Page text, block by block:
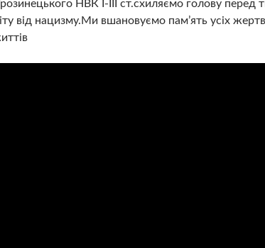
НВК І-ІІІ ст.схиляємо голову
від нацизму.Ми вшановуємо пам’ять усіх